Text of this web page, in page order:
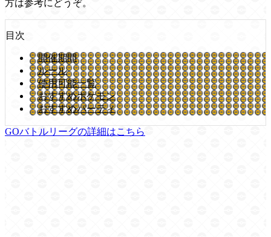
方は参考にどうぞ。
目次
開催期間
ルール
使用可能一覧
おすすめポケモン
おすすめパーティ
GOバトルリーグの詳細はこちら